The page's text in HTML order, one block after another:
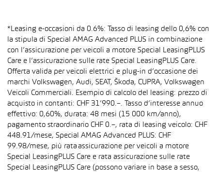
*Leasing e-occasioni da 0.6%: Tasso di leasing dello 0,6% con
la stipula di Special AMAG Advanced PLUS in combinazione
con l’assicurazione per veicoli a motore Special LeasingPLUS
Care e l’assicurazione sulle rate Special LeasingPLUS Care.
Offerta valida per veicoli elettrici e plug-in d’occasione dei
marchi Volkswagen, Audi, SEAT, Škoda, CUPRA, Volkswagen
Veicoli Commerciali. Esempio di calcolo del leasing: prezzo di
acquisto in contanti: CHF 31’990.–. Tasso d’interesse annuo
effettivo: 0,60%, durata: 48 mesi (15 000 km/anno),
pagamento straordinario CHF 0.–, rata di leasing veicolo: CHF
448.91/mese, Special AMAG Advanced PLUS: CHF
99.98/mese, più rata assicurazione per veicoli a motore
Special LeasingPLUS Care e rata assicurazione sulle rate
Special LeasingPLUS Care (possono variare in base a sesso,